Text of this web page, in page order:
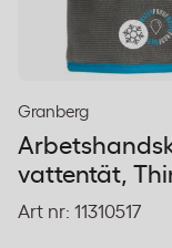
Granberg
vattentät,
Art nr: 11310517